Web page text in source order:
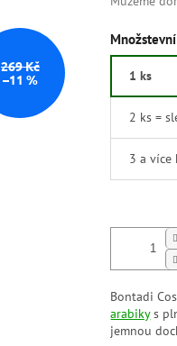
269 Kč
–11 %
1 ks
2 ks =
3 a více
Bontadi
arabikys
jemnou